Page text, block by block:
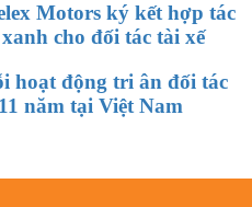
Motors ký kết hợp tác
cho đối tác tài xế
hoạt động tri ân đối tác
năm tại Việt Nam